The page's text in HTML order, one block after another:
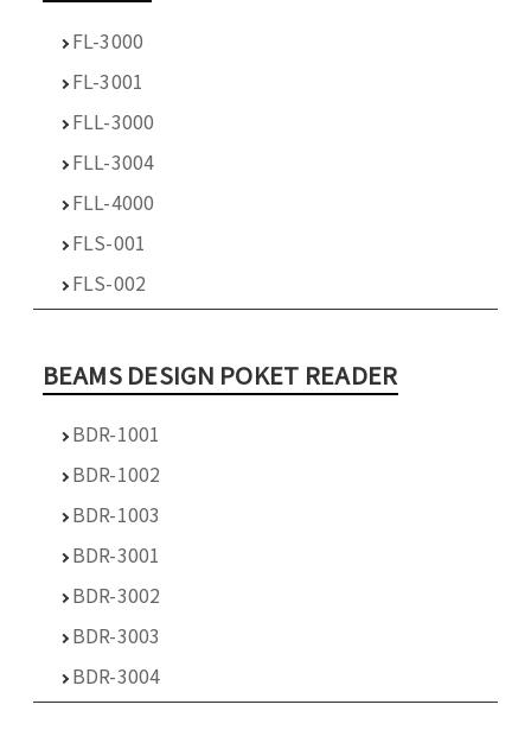
FL-3000
FL-3001
FLL-3000
FLL-3004
FLL-4000
FLS-001
FLS-002
BEAMS DESIGN POKET READER
BDR-1001
BDR-1002
BDR-1003
BDR-3001
BDR-3002
BDR-3003
BDR-3004